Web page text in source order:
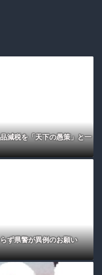
減税を「天下の愚策」と一
ず県警が異例のお願い